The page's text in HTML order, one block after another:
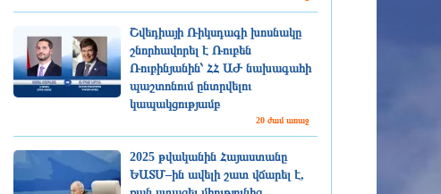
Շվեդիայի Ռիկսդագի խոսնակը
շնորհավորել է Ռուբեն
Ռուբինյանին՝ ՀՀ ԱԺ նախագահի
պաշտոնում ընտրվելու
կապակցությամբ
20 ժամ առաջ
2025 թվականին Հայաստանը
ԵԱՏՄ–ին ավելի շատ վճարել է,